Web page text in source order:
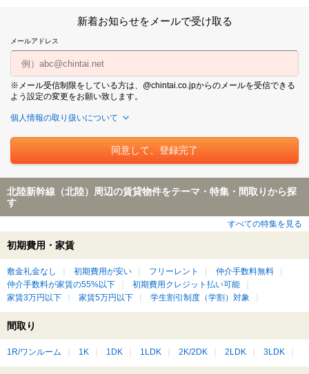
新着お知らせをメールで受け取る
メールアドレス
※メール受信制限をしている方は、@chintai.co.jpからのメールを受信できる
よう設定の変更をお願い致します。
個人情報の取り扱いについて
北陸新幹線（北陸）周辺の賃貸物件をテーマ・特集・間取りから探
す
すべての特集を見る
初期費用・家賃
敷金礼金なし 初期費用が安い フリーレント
仲介手数料無料
仲介手数料が家賃の55%以下
初期費用クレジット払い可能
家賃3万円以下
家賃5万円以下 学生割引制度（学割）対象
間取り
1R/ワンルーム 1K 1DK 1LDK 2K/2DK 2LDK 3LDK